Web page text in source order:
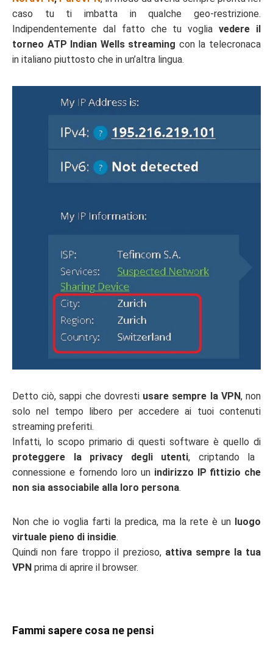
caso tu ti imbatta in qualche geo-restrizione.
Indipendentemente dal fatto che tu vogliavedere il
torneo ATP Indian Wells streaming con la telecronaca
in italiano piuttosto che in un’altra lingua.
Detto ciò, sappi che dovrestiusare sempre la VPN, non
solo nel tempo libero per accedere ai tuoi contenuti
streaming preferiti.
Infatti, lo scopo primario di questi software è quello di
proteggere la privacy degli utenti, criptando la
connessione e fornendo loro un indirizzo IP fittizio che
non sia associabile alla loro persona.
Non che io voglia farti la predica, ma la rete è unluogo
virtuale pieno di insidie.
Quindi non fare troppo il prezioso, attiva sempre la tua
VPN prima di aprire il browser.
Fammi sapere cosa ne pensi